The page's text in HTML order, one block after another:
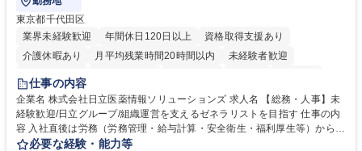
東京都千代田区
業界未経験歓迎
年間休日120日以上
資格取得支援あり
介護休暇あり
月平均残業時間20時間以内
未経験者歓迎
住宅手当あり
育休あり
完全週休2日制 交通費支給 土日祝休み 寮・社宅あり
仕事の内容
企業名 株式会社日立医薬情報ソリューションズ 求人名 【総務・人事】未
経験歓迎/日立グループ/組織運営を支えるゼネラリストを目指す 仕事の内
容 入社直後は労務（労務管理・給与計算・安全衛生・福利厚生等）からお
任せいたします。将来は総務・採用・教育業務へ守備範囲を広げ、組織運
必要な経験・能力等